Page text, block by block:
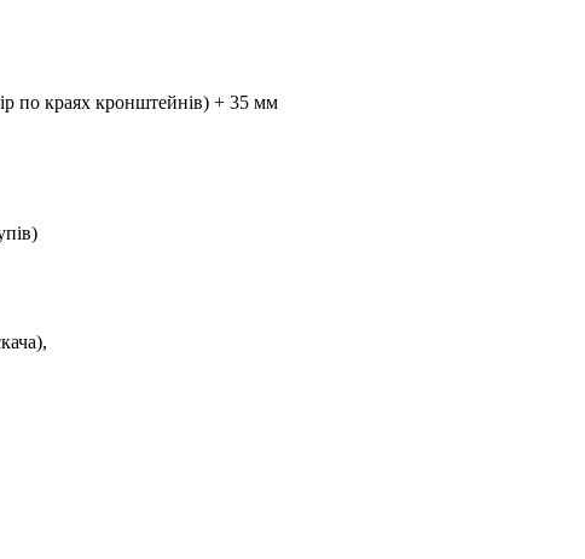
по краях кронштейнів) + 35 мм